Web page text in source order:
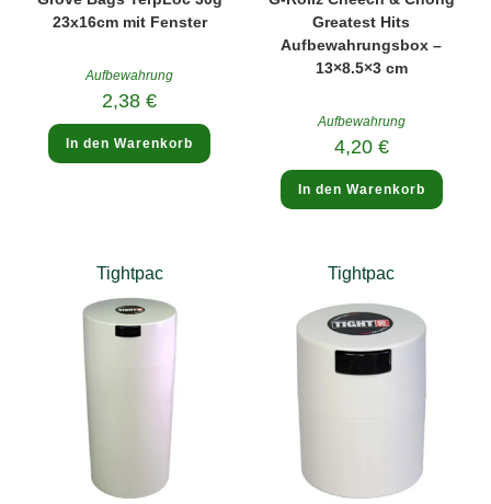
23x16cm mit Fenster
Aufbewahrung
2,38€
In den Warenkorb
Greatest Hits
Aufbewahrungsbox –
13×8.5×3 cm
Aufbewahrung
4,20 €
In den Warenkorb
Tightpac Tightpac